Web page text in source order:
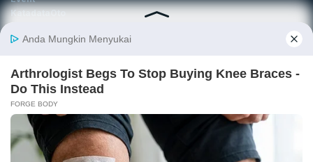
KatadataOto
Email
Daftar